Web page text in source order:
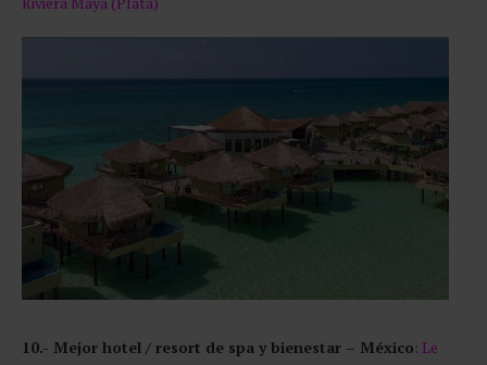
10.- Mejor hotel / resort de spa y bienestar – México: Le